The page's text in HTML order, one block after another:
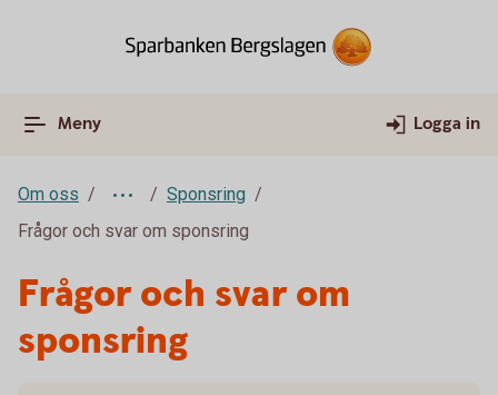
Meny Logga in
Om oss
Sponsring
Frågor och svar om sponsring
Frågor och svar om
sponsring